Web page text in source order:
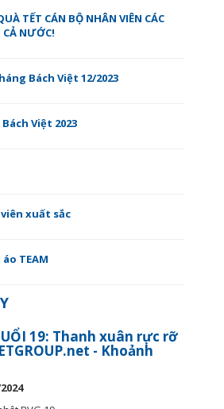
TẾT CÁN BỘ NHÂN VIÊN CÁC
CẢ NƯỚC!
Bách Việt 12/2023
Việt 2023
xuất sắc
TEAM
19: Thanh xuân rực rỡ
- Khoảnh